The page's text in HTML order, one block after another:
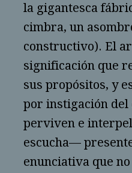
la gigantesca
cimbra, un
constructivo). El
significación que
sus propósitos, y
por instigación del
perviven e
escucha—
enunciativa que no